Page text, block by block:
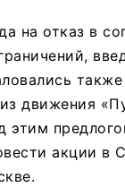
на отказ в
движения
этим
акции в